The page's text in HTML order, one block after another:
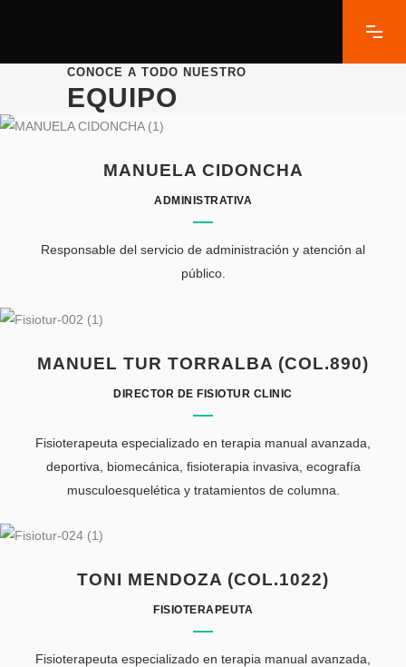
CONOCE A TODO NUESTRO
EQUIPO
MANUELA CIDONCHA
ADMINISTRATIVA
Responsable del servicio de administración y atención al
público.
MANUEL TUR TORRALBA (COL.890)
DIRECTOR DE FISIOTUR CLINIC
Fisioterapeuta especializado en terapia manual avanzada,
deportiva, biomecánica, fisioterapia invasiva, ecografía
musculoesquelética y tratamientos de columna.
TONI MENDOZA (COL.1022)
FISIOTERAPEUTA
Fisioterapeuta especializado en terapia manual avanzada,